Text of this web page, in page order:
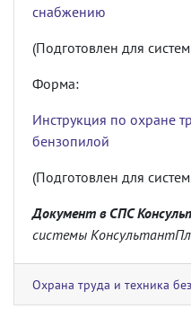
снабжению
(Подготовлен для
Форма:
Инструкция по охране
бензопилой
(Подготовлен для
Документ в СПС
системы
Охрана труда и техника